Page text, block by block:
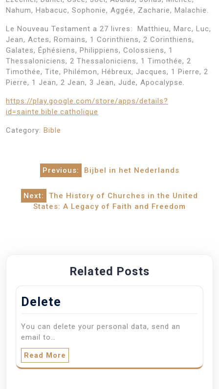
Nahum, Habacuc, Sophonie, Aggée, Zacharie, Malachie.
Le Nouveau Testament a 27 livres: Matthieu, Marc, Luc,
Jean, Actes, Romains, 1 Corinthiens, 2 Corinthiens,
Galates, Éphésiens, Philippiens, Colossiens, 1
Thessaloniciens, 2 Thessaloniciens, 1 Timothée, 2
Timothée, Tite, Philémon, Hébreux, Jacques, 1 Pierre, 2
Pierre, 1 Jean, 2 Jean, 3 Jean, Jude, Apocalypse.
https://play.google.com/store/apps/details?
id=sainte.bible.catholique
Category: Bible
navigation
Previous: Bijbel in het Nederlands
Next:
The History of Churches in the United
States: A Legacy of Faith and Freedom
Related Posts
Delete
You can delete your personal data, send an
email to…
Read More